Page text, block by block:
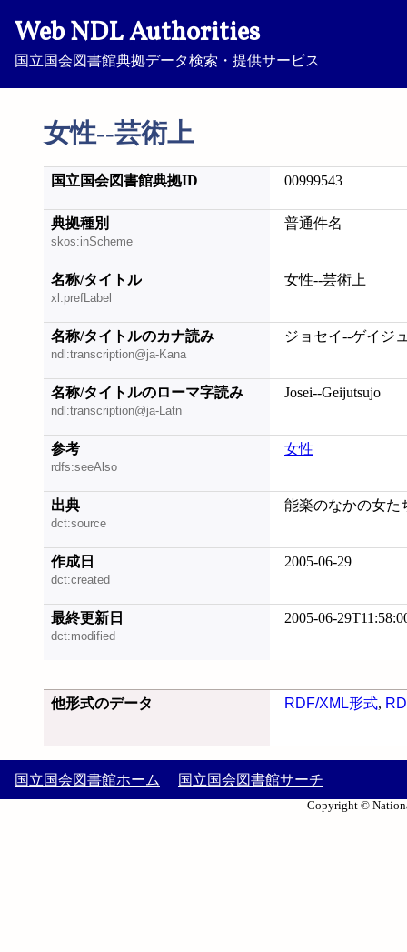
Web NDL Authorities
国立国会図書館典拠データ検索・提供サービス
女性--芸術上
国立国会図書館典拠ID 00999543
典拠種別
skos:inScheme
普通件名
名称/タイトル
xl:prefLabel
女性--芸術上
名称/タイトルのカナ読み
ndl:transcription@ja-Kana
ジョセイ--ゲイジ
名称/タイトルのローマ字読み
ndl:transcription@ja-Latn
Josei--Geijutsujo
参考
rdfs:seeAlso
女性
出典
dct:source
能楽のなかの女た
作成日
dct:created
2005-06-29
最終更新日
dct:modified
2005-06-
他形式のデータ RDF/XML形式,
国立国会図書館ホーム 国立国会図書館サーチ
Copyright ©